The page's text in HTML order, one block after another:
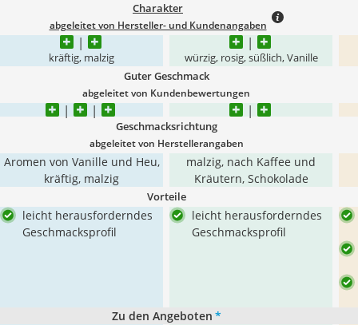
Charakter
abgeleitet von Hersteller- und Kundenangaben
kräftig, malzig würzig, rosig, süßlich, Vanille
Guter Geschmack
abgeleitet von Kundenbewertungen
Geschmacksrichtung
abgeleitet von Herstellerangaben
Aromen von Vanille und Heu,
kräftig, malzig
malzig, nach Kaffee und
Kräutern, Schokolade
Vorteile
leicht herausforderndes
Geschmacksprofil
leicht herausforderndes
Geschmacksprofil
Zu den Angeboten *